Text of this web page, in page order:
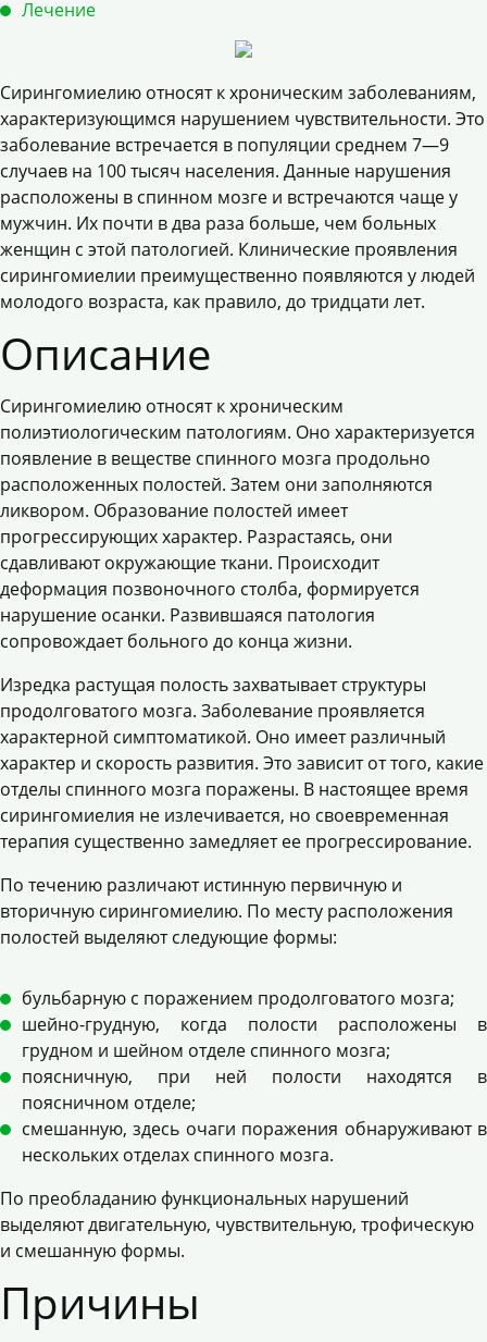
Лечение
Сирингомиелию относят к хроническим заболеваниям,
характеризующимся нарушением чувствительности. Это
заболевание встречается в популяции среднем 7—9
случаев на 100 тысяч населения. Данные нарушения
расположены в спинном мозге и встречаются чаще у
мужчин. Их почти в два раза больше, чем больных
женщин с этой патологией. Клинические проявления
сирингомиелии преимущественно появляются у людей
молодого возраста, как правило, до тридцати лет.
Описание
Сирингомиелию относят к хроническим
полиэтиологическим патологиям. Оно характеризуется
появление в веществе спинного мозга продольно
расположенных полостей. Затем они заполняются
ликвором. Образование полостей имеет
прогрессирующих характер. Разрастаясь, они
сдавливают окружающие ткани. Происходит
деформация позвоночного столба, формируется
нарушение осанки. Развившаяся патология
сопровождает больного до конца жизни.
Изредка растущая полость захватывает структуры
продолговатого мозга. Заболевание проявляется
характерной симптоматикой. Оно имеет различный
характер и скорость развития. Это зависит от того, какие
отделы спинного мозга поражены. В настоящее время
сирингомиелия не излечивается, но своевременная
терапия существенно замедляет ее прогрессирование.
По течению различают истинную первичную и
вторичную сирингомиелию. По месту расположения
полостей выделяют следующие формы:
бульбарную с поражением продолговатого мозга;
шейно-грудную, когда полости расположены в
грудном и шейном отделе спинного мозга;
поясничную, при ней полости находятся в
поясничном отделе;
смешанную, здесь очаги поражения обнаруживают в
нескольких отделах спинного мозга.
По преобладанию функциональных нарушений
выделяют двигательную, чувствительную, трофическую
и смешанную формы.
Причины